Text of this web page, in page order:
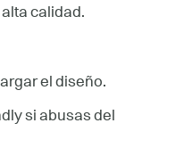
alta calidad.
el diseño.
si abusas del